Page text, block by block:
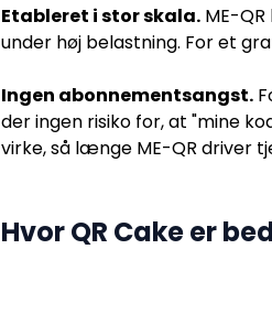
Etableret i stor skala.ME-QR
under høj belastning. For et
Ingen abonnementsangst.
der ingen risiko for, at "mine
virke, så længe ME-QR driver
Hvor QR Cake er